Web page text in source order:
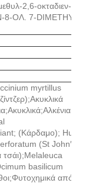
2,6-οκταδιεν-1-
ΟΛ. 7-DIMETHYL-
myrtillus
(Κάρδαμο);
(St John′;
basilicum
από